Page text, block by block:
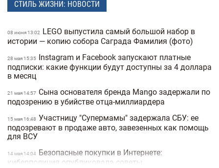
СТИЛЬ ЖИЗНИ: НОВОСТИ
08 июня 13:02
LEGO выпустила самый большой набор в
истории — копию собора Саграда Фамилия (фото)
28 мая 15:35 Instagram и Facebook запускают платные
подписки: какие функции будут доступны за 4 доллара
в месяц
21 мая 14:57
Сына основателя бренда Mango задержали по
подозрению в убийстве отца-миллиардера
15 мая 16:48 Участницу "Супермамы" задержала СБУ: ее
подозревают в продаже авто, завезенных как помощь
для ВСУ
14 мая 14:04 Безопасные покупки в Интернете:
киберполиция опубликовала советы